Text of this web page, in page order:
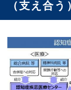
（支え合う